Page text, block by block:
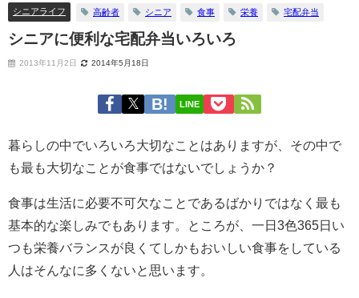
シニアライフ 高齢者 シニア 食事 栄養 宅配弁当
シニアに便利な宅配弁当いろいろ
2013年11月2日 2014年5月18日
LINE
暮らしの中でいろいろ大切なことはありますが、その中で
も最も大切なことが食事ではないでしょうか？
食事は生活に必要不可欠なことであるばかりではなく最も
基本的な楽しみでもあります。ところが、一日3色365日い
つも栄養バランスが良くてしかもおいしい食事をしている
人はそんなに多くないと思います。